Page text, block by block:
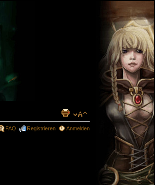
FAQ Registrieren Anmelden